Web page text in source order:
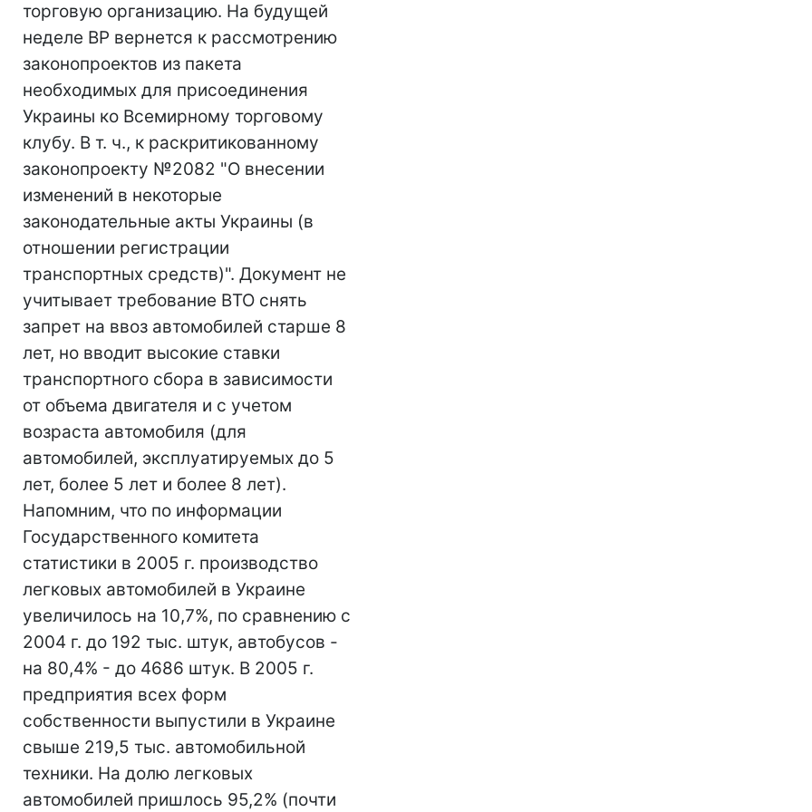
торговую организацию. На будущей
неделе ВР вернется к рассмотрению
законопроектов из пакета
необходимых для присоединения
Украины ко Всемирному торговому
клубу. В т. ч., к раскритикованному
законопроекту №2082 "О внесении
изменений в некоторые
законодательные акты Украины (в
отношении регистрации
транспортных средств)". Документ не
учитывает требование ВТО снять
запрет на ввоз автомобилей старше 8
лет, но вводит высокие ставки
транспортного сбора в зависимости
от объема двигателя и с учетом
возраста автомобиля (для
автомобилей, эксплуатируемых до 5
лет, более 5 лет и более 8 лет).
Напомним, что по информации
Государственного комитета
статистики в 2005 г. производство
легковых автомобилей в Украине
увеличилось на 10,7%, по сравнению с
2004 г. до 192 тыс. штук, автобусов -
на 80,4% - до 4686 штук. В 2005 г.
предприятия всех форм
собственности выпустили в Украине
свыше 219,5 тыс. автомобильной
техники. На долю легковых
автомобилей пришлось 95,2% (почти